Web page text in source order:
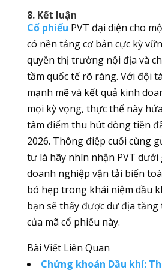
8. Kết luận
Cổ phiếu PVT đại diện cho
có nền tảng cơ bản cực kỳ
quyền thị trường nội địa và
tầm quốc tế rõ ràng. Với đội
mạnh mẽ và kết quả kinh
mọi kỳ vọng, thực thể này
tâm điểm thu hút dòng tiền
2026. Thông điệp cuối cùng
tư là hãy nhìn nhận PVT dưới
doanh nghiệp vận tải biển
bó hẹp trong khái niệm dầu
bạn sẽ thấy được dư địa
của mã cổ phiếu này.
Bài Viết Liên Quan
Chứng khoán Dầu khí: